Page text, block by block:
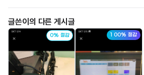
글쓴이의 다른 게시글
0% 절감 100% 절감